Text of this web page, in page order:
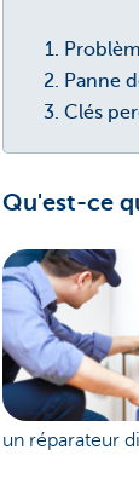
Panne
Clés
Qu'est-ce
un réparateur